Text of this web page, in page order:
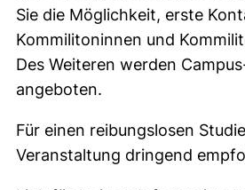
Sie die Möglichkeit, erste
Kommilitoninnen und
Des Weiteren werden
angeboten.
Für einen reibungslosen
Veranstaltung dringend